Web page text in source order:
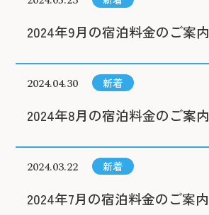
2024年9月の宿泊料金のご案内
2024.04.30 新着
2024年8月の宿泊料金のご案内
2024.03.22 新着
2024年7月の宿泊料金のご案内